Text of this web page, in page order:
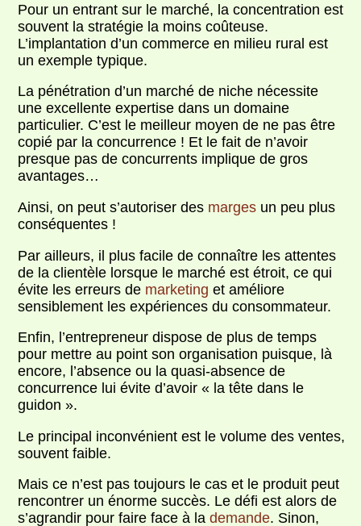
Pour un entrant sur le marché, la concentration est
souvent la stratégie la moins coûteuse.
L’implantation d’un commerce en milieu rural est
un exemple typique.
La pénétration d’un marché de niche nécessite
une excellente expertise dans un domaine
particulier. C’est le meilleur moyen de ne pas être
copié par la concurrence ! Et le fait de n’avoir
presque pas de concurrents implique de gros
avantages…
Ainsi, on peut s’autoriser des marges un peu plus
conséquentes !
Par ailleurs, il plus facile de connaître les attentes
de la clientèle lorsque le marché est étroit, ce qui
évite les erreurs de marketing et améliore
sensiblement les expériences du consommateur.
Enfin, l’entrepreneur dispose de plus de temps
pour mettre au point son organisation puisque, là
encore, l’absence ou la quasi-absence de
concurrence lui évite d’avoir « la tête dans le
guidon ».
Le principal inconvénient est le volume des ventes,
souvent faible.
Mais ce n’est pas toujours le cas et le produit peut
rencontrer un énorme succès. Le défi est alors de
s’agrandir pour faire face à lademande. Sinon,